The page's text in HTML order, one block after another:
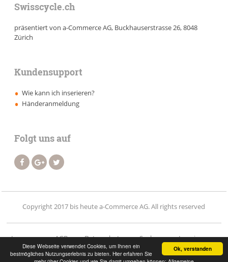
Ok, verstanden
Diese Webseite verwendet Cookies, um Ihnen ein
bestmögliches Nutzungserlebnis zu bieten. Hier erfahren Sie
Swisscycle.ch
präsentiert von a-Commerce AG, Buckhauserstrasse 26, 8048
Zürich
Kundensupport
Wie kann ich inserieren?
Händeranmeldung
Folgt uns auf
Copyright 2017 bis heute a-Commerce AG. All rights reserved
Impressum AGB Datenschutz Suchen
Inserieren
Händler
Vermietung Kontakt Login